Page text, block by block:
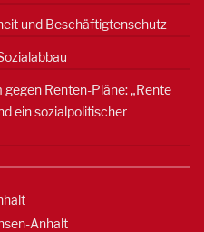
und Beschäftigtenschutz
Renten-Pläne: „Rente
ein sozialpolitischer
Anhalt